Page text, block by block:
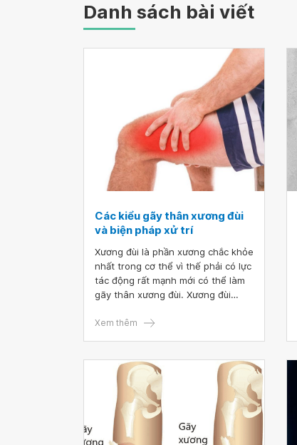
Danh sách bài viết
Các kiểu gãy thân xương đùi
và biện pháp xử trí
Xương đùi là phần xương chắc khỏe
nhất trong cơ thể vì thế phải có lực
tác động rất mạnh mới có thể làm
gãy thân xương đùi. Xương đùi
gãy sẽ có đặc điểm và biện pháp
vì thế phải có lực tác động rất
mạnh mới có thể làm gãy thân
xương đùi. Xương đùi cũng là
xương dài nhất, mỗi vị trí gãy sẽ có
đặc điểm và biện pháp xử trí khác
nhau.
Xem thêm